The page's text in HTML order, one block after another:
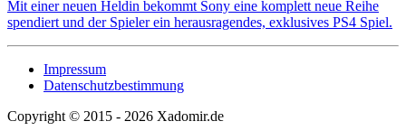
Mit einer neuen Heldin bekommt Sony eine komplett neue Reihe
spendiert und der Spieler ein herausragendes, exklusives PS4 Spiel.
Impressum
Datenschutzbestimmung
Copyright © 2015 - 2026 Xadomir.de